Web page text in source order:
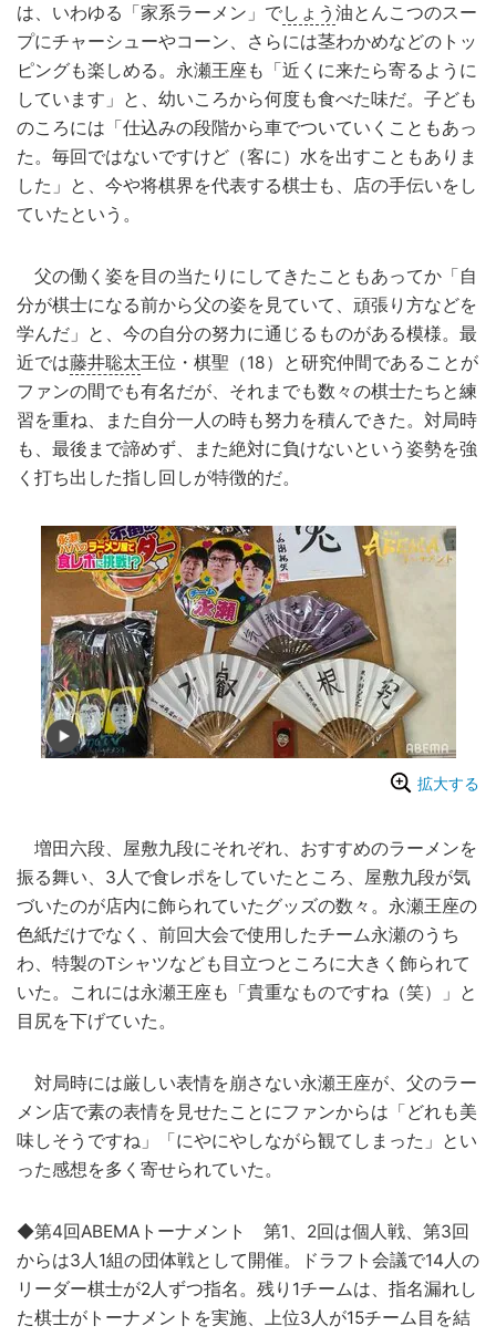
は、いわゆる「家系ラーメン」でしょう 油とんこつのスー
プにチャーシューやコーン、さらには茎わかめなどのトッ
ピングも楽しめる。永瀬王座も「近くに来たら寄るように
しています」と、幼いころから何度も食べた味だ。子ども
のころには「仕込みの段階から車でついていくこともあっ
た。毎回ではないですけど（客に）水を出すこともありま
した」と、今や将棋界を代表する棋士も、店の手伝いをし
ていたという。
父の働く姿を目の当たりにしてきたこともあってか「自
分が棋士になる前から父の姿を見ていて、頑張り方などを
学んだ」と、今の自分の努力に通じるものがある模様。最
近では藤井聡太王位・棋聖（18）と研究仲間であることが
ファンの間でも有名だが、それまでも数々の棋士たちと練
習を重ね、また自分一人の時も努力を積んできた。対局時
も、最後まで諦めず、また絶対に負けないという姿勢を強
く打ち出した指し回しが特徴的だ。
拡大する
増田六段、屋敷九段にそれぞれ、おすすめのラーメンを
振る舞い、3人で食レポをしていたところ、屋敷九段が気
づいたのが店内に飾られていたグッズの数々。永瀬王座の
色紙だけでなく、前回大会で使用したチーム永瀬のうち
わ、特製のTシャツなども目立つところに大きく飾られて
いた。これには永瀬王座も「貴重なものですね（笑）」と
目尻を下げていた。
対局時には厳しい表情を崩さない永瀬王座が、父のラー
メン店で素の表情を見せたことにファンからは「どれも美
味しそうですね」「にやにやしながら観てしまった」とい
った感想を多く寄せられていた。
◆第4回ABEMAトーナメント 第1、2回は個人戦、第3回
からは3人1組の団体戦として開催。ドラフト会議で14人の
リーダー棋士が2人ずつ指名。残り1チームは、指名漏れし
た棋士がトーナメントを実施、上位3人が15チーム目を結